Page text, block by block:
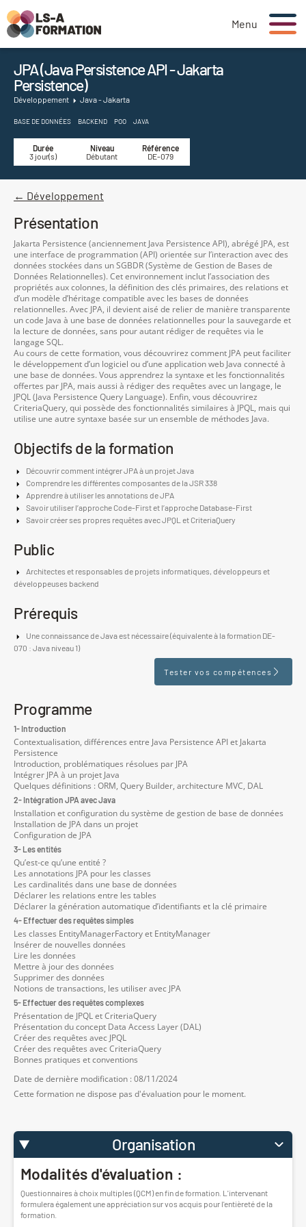
Menu
JPA (Java Persistence API - Jakarta
Persistence)
Développement Java - Jakarta
BASE DE DONNÉES BACKEND POO JAVA
Durée
3 jour(s)
Niveau
Débutant
Référence
DE-079
← Développement
Présentation
Jakarta Persistence (anciennement Java Persistence API), abrégé JPA, est
une interface de programmation (API) orientée sur l’interaction avec des
données stockées dans un SGBDR (Système de Gestion de Bases de
Données Relationnelles). Cet environnement inclut l’association des
propriétés aux colonnes, la définition des clés primaires, des relations et
d’un modèle d’héritage compatible avec les bases de données
relationnelles. Avec JPA, il devient aisé de relier de manière transparente
un code Java à une base de données relationnelles pour la sauvegarde et
la lecture de données, sans pour autant rédiger de requêtes via le
langage SQL.
Au cours de cette formation, vous découvrirez comment JPA peut faciliter
le développement d’un logiciel ou d’une application web Java connecté à
une base de données. Vous apprendrez la syntaxe et les fonctionnalités
offertes par JPA, mais aussi à rédiger des requêtes avec un langage, le
JPQL (Java Persistence Query Language). Enfin, vous découvrirez
CriteriaQuery, qui possède des fonctionnalités similaires à JPQL, mais qui
utilise une autre syntaxe basée sur un ensemble de méthodes Java.
Objectifs de la formation
Découvrir comment intégrer JPA à un projet Java
Comprendre les différentes composantes de la JSR 338
Apprendre à utiliser les annotations de JPA
Savoir utiliser l’approche Code-First et l’approche Database-First
Savoir créer ses propres requêtes avec JPQL et CriteriaQuery
Public
Architectes et responsables de projets informatiques, développeurs et
développeuses backend
Prérequis
Une connaissance de Java est nécessaire (équivalente à la formation DE-
070 : Java niveau 1)
Tester vos compétences
Programme
1- Introduction
Contextualisation, différences entre Java Persistence API et Jakarta
Persistence
Introduction, problématiques résolues par JPA
Intégrer JPA à un projet Java
Quelques définitions : ORM, Query Builder, architecture MVC, DAL
2- Intégration JPA avec Java
Installation et configuration du système de gestion de base de données
Installation de JPA dans un projet
Configuration de JPA
3- Les entités
Qu’est-ce qu’une entité ?
Les annotations JPA pour les classes
Les cardinalités dans une base de données
Déclarer les relations entre les tables
Déclarer la génération automatique d’identifiants et la clé primaire
4- Effectuer des requêtes simples
Les classes EntityManagerFactory et EntityManager
Insérer de nouvelles données
Lire les données
Mettre à jour des données
Supprimer des données
Notions de transactions, les utiliser avec JPA
5- Effectuer des requêtes complexes
Présentation de JPQL et CriteriaQuery
Présentation du concept Data Access Layer (DAL)
Créer des requêtes avec JPQL
Créer des requêtes avec CriteriaQuery
Bonnes pratiques et conventions
Date de dernière modification : 08/11/2024
Cette formation ne dispose pas d'évaluation pour le moment.
Organisation
Modalités d'évaluation :
Questionnaires à choix multiples (QCM) en fin de formation. L'intervenant
formulera également une appréciation sur vos acquis pour l'entièreté de la
formation.